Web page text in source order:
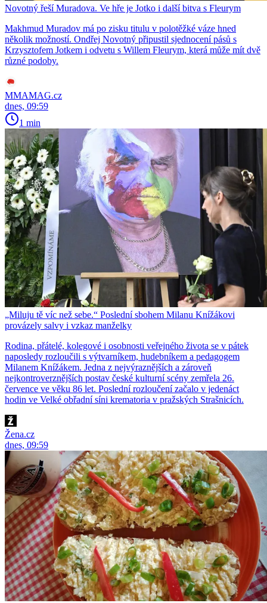
Novotný řeší Muradova. Ve hře je Jotko i další bitva s Fleurym
Makhmud Muradov má po zisku titulu v polotěžké váze hned
několik možností. Ondřej Novotný připustil sjednocení pásů s
Krzysztofem Jotkem i odvetu s Willem Fleurym, která může mít dvě
různé podoby.
MMAMAG.cz
dnes, 09:59
1 min
„Miluju tě víc než sebe.“ Poslední sbohem Milanu Knížákovi
provázely salvy i vzkaz manželky
Rodina, přátelé, kolegové i osobnosti veřejného života se v pátek
naposledy rozloučili s výtvarníkem, hudebníkem a pedagogem
Milanem Knížákem. Jedna z nejvýraznějších a zároveň
nejkontroverznějších postav české kulturní scény zemřela 26.
července ve věku 86 let. Poslední rozloučení začalo v jedenáct
hodin ve Velké obřadní síni krematoria v pražských Strašnicích.
Žena.cz
dnes, 09:59